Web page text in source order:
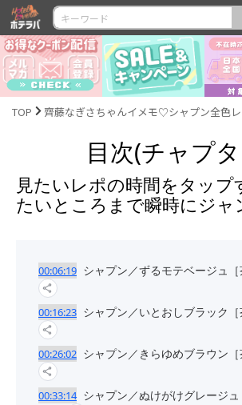
TOP
目次(チャプ
見たいレポの時間をタップ
たいところまで瞬時にジャ
00:06:19 シャプン／ずるモテベージュ［
00:16:23 シャプン／いとおしブラック［
00:26:02 シャプン／きらゆめブラウン［
00:33:14 シャプン／ぬけがけグレージ